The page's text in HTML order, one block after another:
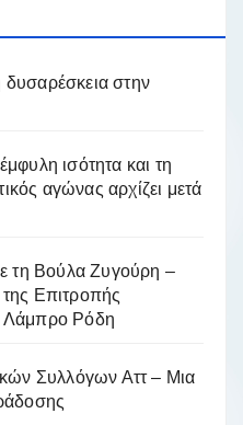
στην
ισότητα και τη
αγώνας αρχίζει μετά
τη Βούλα Ζυγούρη –
Επιτροπής
Λάμπρο Ρόδη
Συλλόγων Αττ – Μια